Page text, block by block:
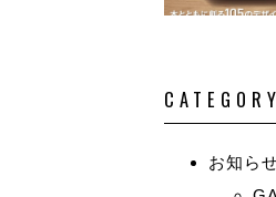
CATEGORY
お知ら